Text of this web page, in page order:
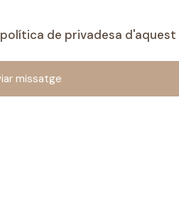
política de privadesa d'aquest